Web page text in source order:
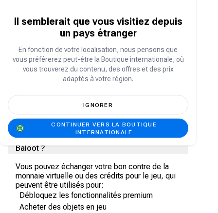
fonctionnalités sociales et compétitives.
Un bon Tarbi3ah Baloot est un code numérique
prépayé échangeable contre de la monnaie
et contenus premium sans avoir à lier une carte
À quoi puis-je utiliser un bon Tarbi3ah
Baloot ?
Vous pouvez échanger votre bon contre de la
monnaie virtuelle ou des crédits pour le jeu, qui
peuvent être utilisés pour:
Débloquez les fonctionnalités premium
Acheter des objets en jeu
Il semblerait que vous visitiez depuis
un pays étranger
En fonction de votre localisation, nous pensons que
vous préférerez peut-être la Boutique internationale, où
vous trouverez du contenu, des offres et des prix
adaptés à votre région.
IGNORER
CONTINUER VERS LA BOUTIQUE
INTERNATIONALE